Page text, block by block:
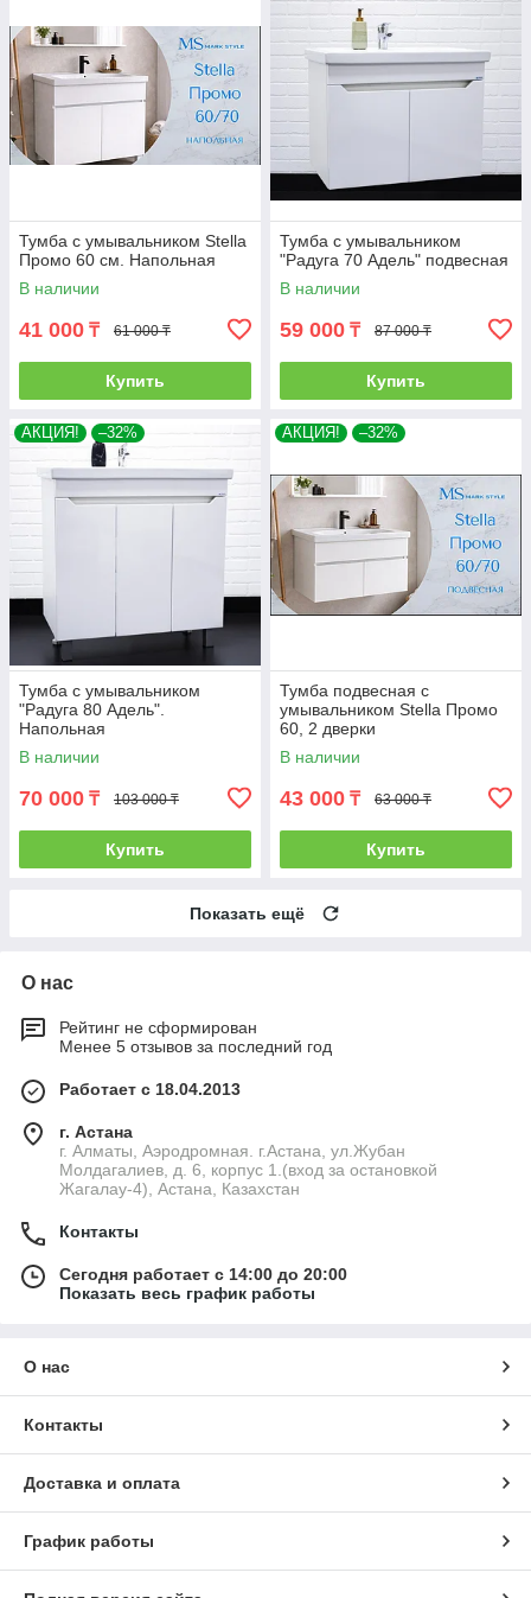
Тумба с умывальником Stella
Промо 60 см. Напольная
В наличии
41 000 ₸ 61 000 ₸
Купить
Тумба с умывальником
"Радуга 70 Адель" подвесная
В наличии
59 000 ₸ 87 000 ₸
Купить
АКЦИЯ! –32%
Тумба с умывальником
"Радуга 80 Адель".
Напольная
В наличии
70 000 ₸ 103 000 ₸
Купить
АКЦИЯ! –32%
Тумба подвесная с
умывальником Stella Промо
60, 2 дверки
В наличии
43 000 ₸ 63 000 ₸
Купить
Показать ещё
О нас
Рейтинг не сформирован
Менее 5 отзывов за последний год
Работает с 18.04.2013
г. Астана
г. Алматы, Аэродромная. г.Астана, ул.Жубан
Молдагалиев, д. 6, корпус 1.(вход за остановкой
Жагалау-4), Астана, Казахстан
Контакты
Сегодня работает с 14:00 до 20:00
Показать весь график работы
О нас
Контакты
Доставка и оплата
График работы